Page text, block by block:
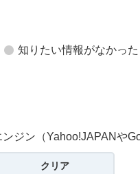
知りたい情報がなかった
ジン（Yahoo!JAPANや